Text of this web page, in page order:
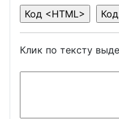
Клик по тексту